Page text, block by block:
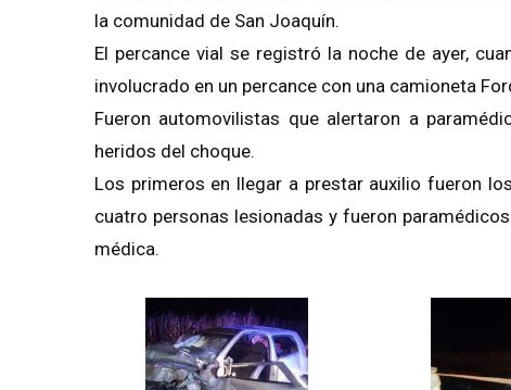
la comunidad de San Joaquín.
El percance vial se registró la noche de ayer,
involucrado en un percance con una camioneta
Fueron automovilistas que alertaron a
heridos del choque.
Los primeros en llegar a prestar auxilio fueron
cuatro personas lesionadas y fueron
médica.